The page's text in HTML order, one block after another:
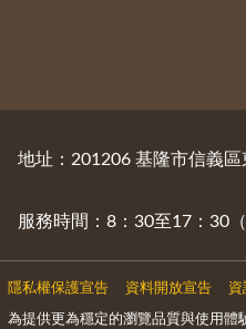
地址：201206 基隆市信義
服務時間：8：30至17：30
隱私權保護宣告 資料開放宣告 資
為提供更為穩定的瀏覽品質與使用體